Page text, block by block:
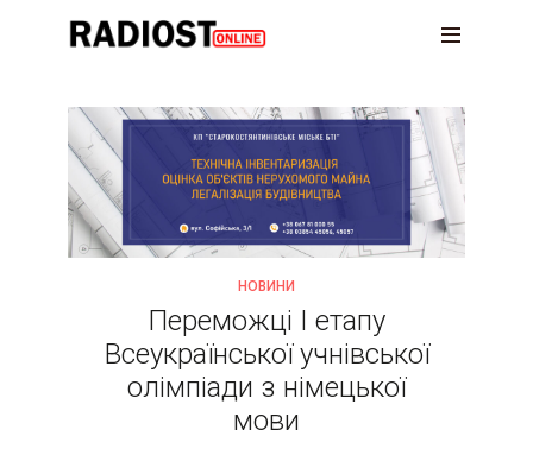
НОВИНИ
Переможці І етапу
Всеукраїнської учнівської
олімпіади з німецької
мови